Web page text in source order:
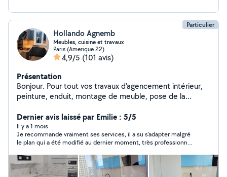
et fenêtres. Déplacement pour faire des devis gratuit.
Particulier
Hollando Agnemb
Meubles, cuisine et travaux
Paris (Amerique 22)
4,9/5 (101 avis)
Présentation
Bonjour. Pour tout vos travaux d'agencement intérieur,
peinture, enduit, montage de meuble, pose de la
pour votre confiance
Dernier avis laissé par Emilie : 5/5
Il y a 1 mois
Je recommande vraiment ses services, il a su s’adapter malgré
le plan qui a été modifié au dernier moment, très professionnel
vous.